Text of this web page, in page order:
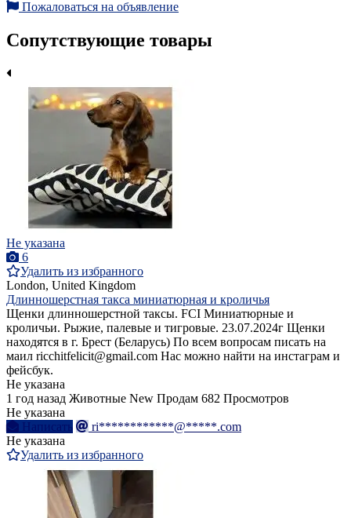
Пожаловаться на объявление
Сопутствующие товары
Не указана
6
Удалить из избранного
London, United Kingdom
Длинношерстная такса миниатюрная и кроличья
Щенки длинношерстной таксы. FCI Миниатюрные и
кроличьи. Рыжие, палевые и тигровые. 23.07.2024г Щенки
находятся в г. Брест (Беларусь) По всем вопросам писать на
маил ricchitfelicit@gmail.com Нас можно найти на инстаграм и
фейсбук.
Не указана
1 год назад Животные New Продам 682 Просмотров
Не указана
Написать
ri************@*****.com
Не указана
Удалить из избранного